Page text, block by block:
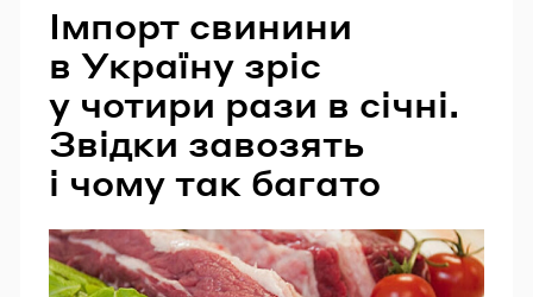
Імпорт свинини
в Україну зріс
у чотири рази в січні.
Звідки завозять
і чому так багато